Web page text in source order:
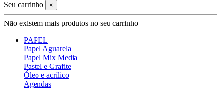
Seu carrinho
×
Não existem mais produtos no seu carrinho
PAPEL
Papel Aguarela
Papel Mix Media
Pastel e Grafite
Óleo e acrílico
Agendas